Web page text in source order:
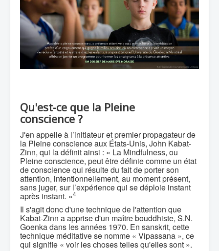
Qu'est-ce que la Pleine
conscience ?
J'en appelle à l’initiateur et premier propagateur de
la Pleine conscience aux États-Unis, John Kabat-
Zinn, qui la définit ainsi : « La Mindfulness, ou
Pleine conscience, peut être définie comme un état
de conscience qui résulte du fait de porter son
attention, intentionnellement, au moment présent,
sans juger, sur l’expérience qui se déploie instant
après instant. »4
Il s'agit donc d'une technique de l'attention que
Kabat-Zinn a apprise d'un maître bouddhiste, S.N.
Goenka dans les années 1970. En sanskrit, cette
technique méditative se nomme « Vipassana », ce
qui signifie « voir les choses telles qu'elles sont ».